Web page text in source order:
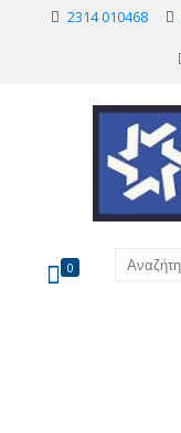
2314 010468
0